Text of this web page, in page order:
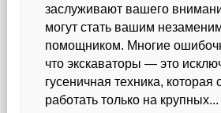
заслуживают вашего
могут стать вашим
помощником. Многие
что экскаваторы — это
гусеничная техника, которая
работать только на крупных...